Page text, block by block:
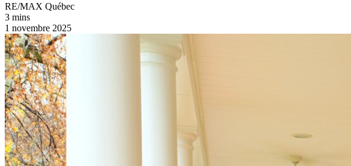
RE/MAX Québec
3 mins
1 novembre 2025